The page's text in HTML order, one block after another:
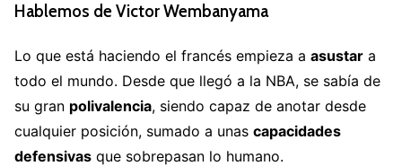
Hablemos de Victor Wembanyama
Lo que está haciendo el francés empieza a asustar a
todo el mundo. Desde que llegó a la NBA, se sabía de
su gran polivalencia, siendo capaz de anotar desde
cualquier posición, sumado a unas capacidades
defensivas que sobrepasan lo humano.